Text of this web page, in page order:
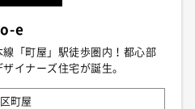
e
「町屋」駅徒歩圏内！都心部
イナーズ住宅が誕生。
町屋